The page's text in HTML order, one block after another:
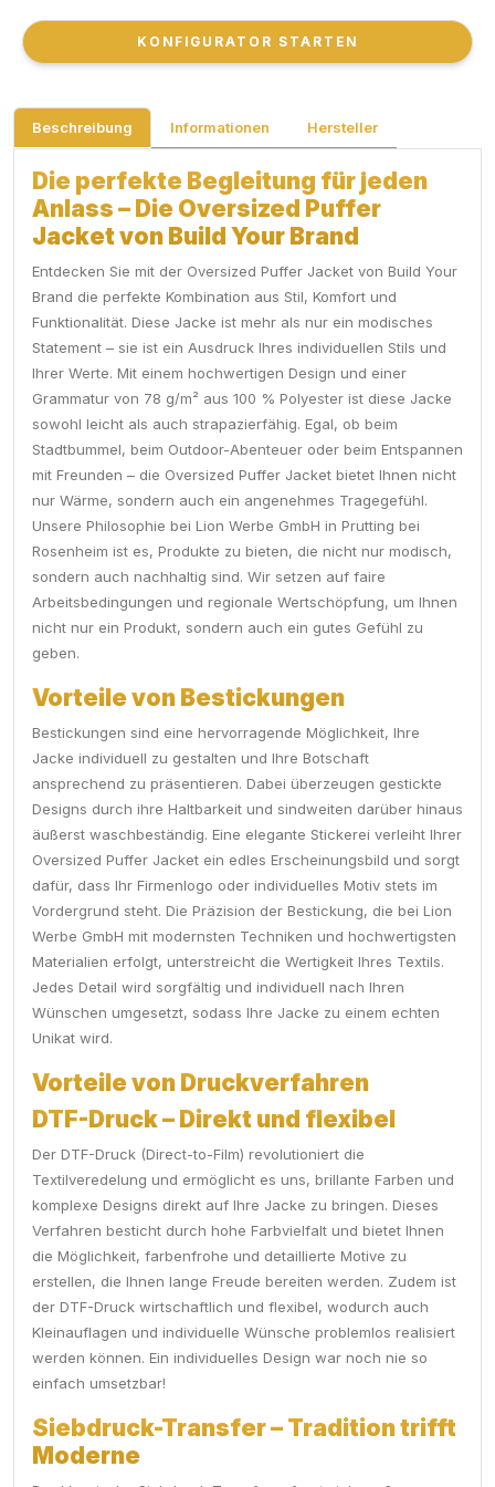
KONFIGURATOR STARTEN
KONFIGURATOR STARTEN
Beschreibung Informationen Hersteller
Die perfekte Begleitung für jeden
Anlass – Die Oversized Puffer
Jacket von Build Your Brand
Entdecken Sie mit der Oversized Puffer Jacket von Build Your
Brand die perfekte Kombination aus Stil, Komfort und
Funktionalität. Diese Jacke ist mehr als nur ein modisches
Statement – sie ist ein Ausdruck Ihres individuellen Stils und
Ihrer Werte. Mit einem hochwertigen Design und einer
Grammatur von 78 g/m² aus 100 % Polyester ist diese Jacke
sowohl leicht als auch strapazierfähig. Egal, ob beim
Stadtbummel, beim Outdoor-Abenteuer oder beim Entspannen
mit Freunden – die Oversized Puffer Jacket bietet Ihnen nicht
nur Wärme, sondern auch ein angenehmes Tragegefühl.
Unsere Philosophie bei Lion Werbe GmbH in Prutting bei
Rosenheim ist es, Produkte zu bieten, die nicht nur modisch,
sondern auch nachhaltig sind. Wir setzen auf faire
Arbeitsbedingungen und regionale Wertschöpfung, um Ihnen
nicht nur ein Produkt, sondern auch ein gutes Gefühl zu
geben.
Vorteile von Bestickungen
Bestickungen sind eine hervorragende Möglichkeit, Ihre
Jacke individuell zu gestalten und Ihre Botschaft
ansprechend zu präsentieren. Dabei überzeugen gestickte
Designs durch ihre Haltbarkeit und sindweiten darüber hinaus
äußerst waschbeständig. Eine elegante Stickerei verleiht Ihrer
Oversized Puffer Jacket ein edles Erscheinungsbild und sorgt
dafür, dass Ihr Firmenlogo oder individuelles Motiv stets im
Vordergrund steht. Die Präzision der Bestickung, die bei Lion
Werbe GmbH mit modernsten Techniken und hochwertigsten
Materialien erfolgt, unterstreicht die Wertigkeit Ihres Textils.
Jedes Detail wird sorgfältig und individuell nach Ihren
Wünschen umgesetzt, sodass Ihre Jacke zu einem echten
Unikat wird.
Vorteile von Druckverfahren
DTF-Druck – Direkt und flexibel
Der DTF-Druck (Direct-to-Film) revolutioniert die
Textilveredelung und ermöglicht es uns, brillante Farben und
komplexe Designs direkt auf Ihre Jacke zu bringen. Dieses
Verfahren besticht durch hohe Farbvielfalt und bietet Ihnen
die Möglichkeit, farbenfrohe und detaillierte Motive zu
erstellen, die Ihnen lange Freude bereiten werden. Zudem ist
der DTF-Druck wirtschaftlich und flexibel, wodurch auch
Kleinauflagen und individuelle Wünsche problemlos realisiert
werden können. Ein individuelles Design war noch nie so
einfach umsetzbar!
Siebdruck-Transfer – Tradition trifft
Moderne